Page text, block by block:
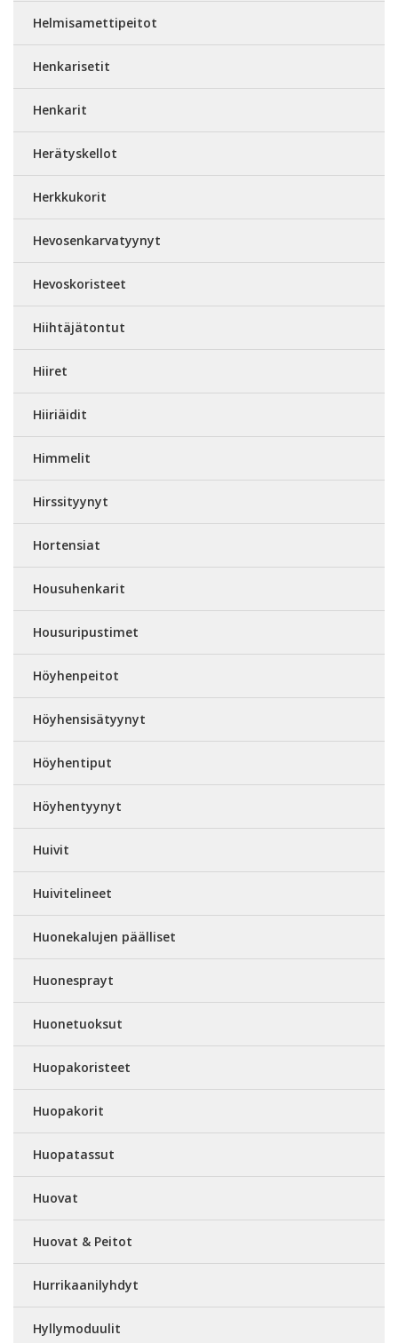
Helmisamettipeitot
Henkarisetit
Henkarit
Herätyskellot
Herkkukorit
Hevosenkarvatyynyt
Hevoskoristeet
Hiihtäjätontut
Hiiret
Hiiriäidit
Himmelit
Hirssityynyt
Hortensiat
Housuhenkarit
Housuripustimet
Höyhenpeitot
Höyhensisätyynyt
Höyhentiput
Höyhentyynyt
Huivit
Huivitelineet
Huonekalujen päälliset
Huonesprayt
Huonetuoksut
Huopakoristeet
Huopakorit
Huopatassut
Huovat
Huovat & Peitot
Hurrikaanilyhdyt
Hyllymoduulit